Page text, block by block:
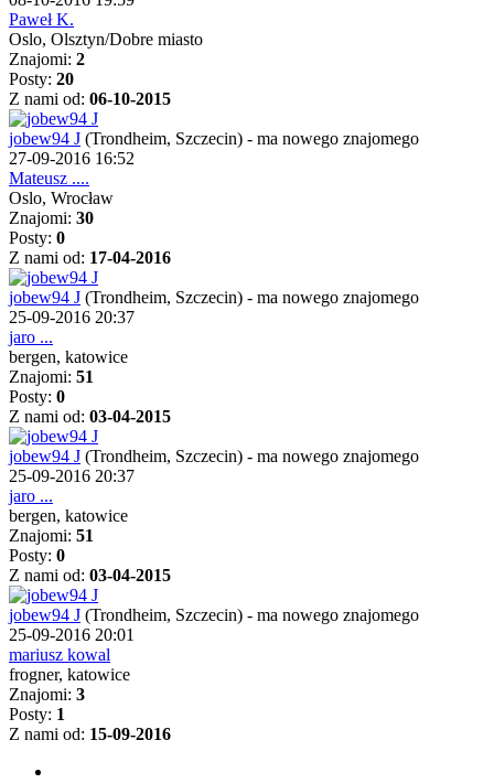
Paweł K.
Oslo, Olsztyn/Dobre miasto
Znajomi: 2
Posty: 20
Z nami od: 06-10-2015
jobew94 J (Trondheim, Szczecin) - ma nowego znajomego
27-09-2016 16:52
Mateusz ....
Oslo, Wrocław
Znajomi: 30
Posty: 0
Z nami od: 17-04-2016
jobew94 J (Trondheim, Szczecin) - ma nowego znajomego
25-09-2016 20:37
jaro ...
bergen, katowice
Znajomi: 51
Posty: 0
Z nami od: 03-04-2015
jobew94 J (Trondheim, Szczecin) - ma nowego znajomego
25-09-2016 20:37
jaro ...
bergen, katowice
Znajomi: 51
Posty: 0
Z nami od: 03-04-2015
jobew94 J (Trondheim, Szczecin) - ma nowego znajomego
25-09-2016 20:01
mariusz kowal
frogner, katowice
Znajomi: 3
Posty: 1
Z nami od: 15-09-2016